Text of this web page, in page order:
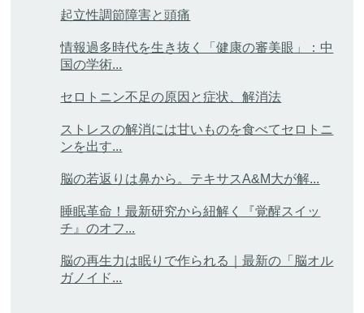
起立性調節障害と頭痛
情報過多時代を生き抜く「健康の審美眼」：中
国の学術...
セロトニン不足の原因と症状、解消法
ストレスの解消には甘いものを食べてセロトニ
ンを出す...
脳の若返りは鼻から。テキサスA&M大が解...
睡眠革命！最新研究から紐解く『覚醒スイッ
チ』のオフ...
脳の再生力は眠りで作られる｜最新の「脳オル
ガノイド...